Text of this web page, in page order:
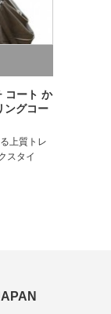
コート か
ングコー
上質トレ
スタイ